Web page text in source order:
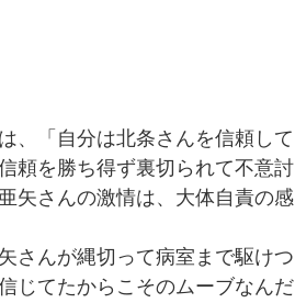
、「自分は北条さんを信頼して
頼を勝ち得ず裏切られて不意討
矢さんの激情は、大体自責の感
さんが縄切って病室まで駆けつ
じてたからこそのムーブなんだ